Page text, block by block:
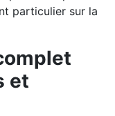
particulier sur la
et